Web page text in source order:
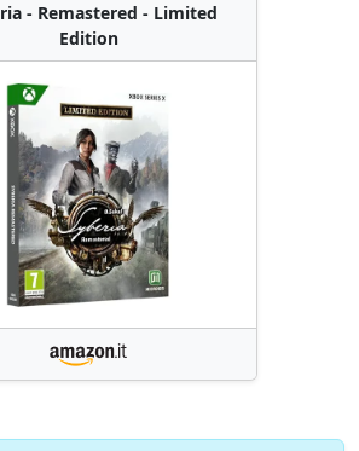
- Remastered - Limited
Edition